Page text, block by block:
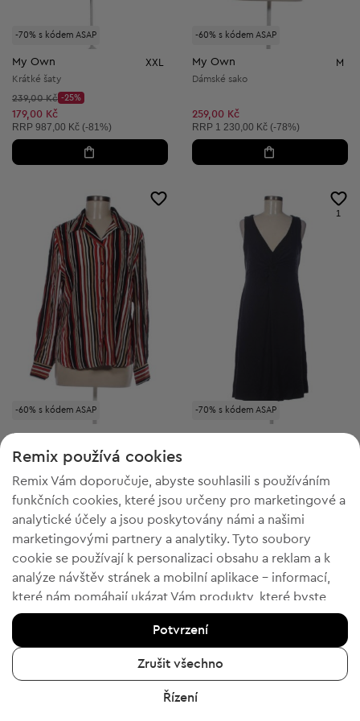
-70% s kódem ASAP
My Own XXL
Krátké šaty
Původní cena:
239,00 Kč
Discount Price:
-25%
Snížená cena:
179,00 Kč
Doporučená cena:
RRP 987,00 Kč (-81%)
-60% s kódem ASAP
My Own M
Dámské sako
259,00 Kč
Doporučená cena:
RRP 1 230,00 Kč (-78%)
-60% s kódem ASAP
My Own
Dámská košile s dlouhým rukávem
Discount Price:
Snížená cena:
289,00 Kč
Doporučená cena:
RRP628,00 Kč (-53%)
-70% s kódem ASAP
1
229,00 Kč
Doporučená cena:
RRP987,00 Kč (-76%)
Remix používá cookies
Remix Vám doporučuje, abyste souhlasili s používáním
funkčních cookies, které jsou určeny pro marketingové a
analytické účely a jsou poskytovány námi a našimi
marketingovými partnery a analytiky. Tyto soubory
cookie se používají k personalizaci obsahu a reklam a k
analýze návštěv stránek a mobilní aplikace - informací,
které nám pomáhají ukázat Vám produkty, které byste
chtěli. Pokud souhlasíte, potvrďte prosím kliknutím na
tlačítko „Ano, souhlasím“.
Chcete-li získat více informací, klikněte na „Chci více
informací“ nebo navštivte „Zásady ochrany osobních
údajů a cookies“. Nastavení souborů cookie můžete
Potvrzení
Zrušit všechno
Řízení